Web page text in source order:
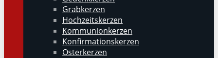
Grabkerzen
Hochzeitskerzen
Kommunionkerzen
Konfirmationskerzen
Osterkerzen